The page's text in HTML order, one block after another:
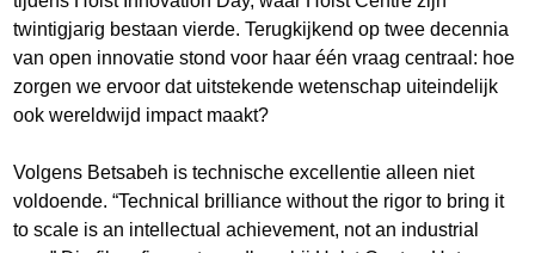
twintigjarig bestaan vierde. Terugkijkend op twee decennia
van open innovatie stond voor haar één vraag centraal: hoe
zorgen we ervoor dat uitstekende wetenschap uiteindelijk
ook wereldwijd impact maakt?
Volgens Betsabeh is technische excellentie alleen niet
voldoende. “Technical brilliance without the rigor to bring it
to scale is an intellectual achievement, not an industrial